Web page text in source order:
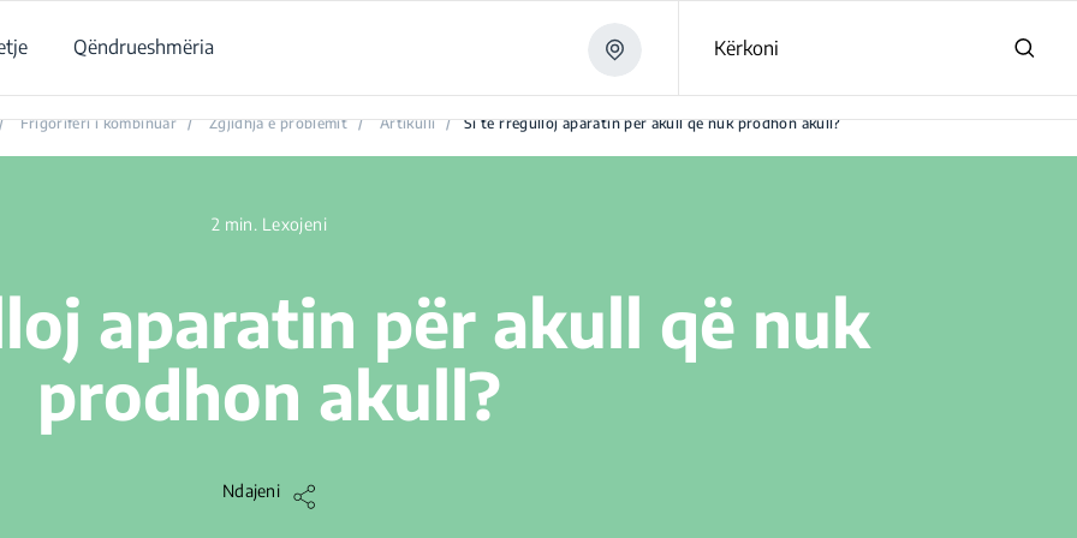
Qëndrueshmëria Kërkoni
Frigoriferi i kombinuar / Zgjidhja e problemit / Artikulli / Si të rregulloj aparatin për akull që nuk prodhon akull?
2 min. Lexojeni
aparatin për akull që nuk
prodhon akull?
Ndajeni
Si të rregulloj aparatin për akull që nuk prodhon akull?